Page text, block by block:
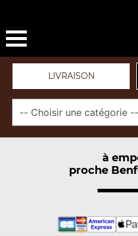
LIVRAISON
à
proche